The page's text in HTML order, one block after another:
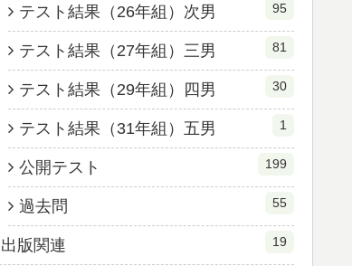
テスト結果（26年組）次男 95
テスト結果（27年組）三男 81
テスト結果（29年組）四男 30
テスト結果（31年組）五男 1
公開テスト 199
過去問 55
出版関連 19